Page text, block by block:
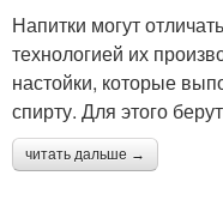
Напитки могут
технологией их
настойки, которые
спирту. Для этого
читать дальше →